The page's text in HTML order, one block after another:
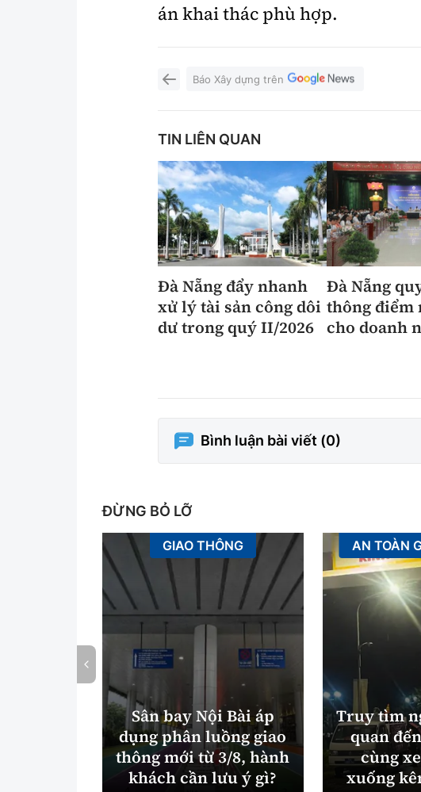
án khai thác phù hợp.
Báo Xây dựng trên
TIN LIÊN QUAN
Đà Nẵng đẩy nhanh
xử lý tài sản công dôi
dư trong quý II/2026
Đà Nẵng
thông điểm
cho doanh
Bình luận bài viết (0)
ĐỪNG BỎ LỠ
GIAO THÔNG
Sân bay Nội Bài áp
dụng phân luồng giao
thông mới từ 3/8, hành
khách cần lưu ý gì?
AN TOÀN
Truy tìm
quan
cùng
xuống